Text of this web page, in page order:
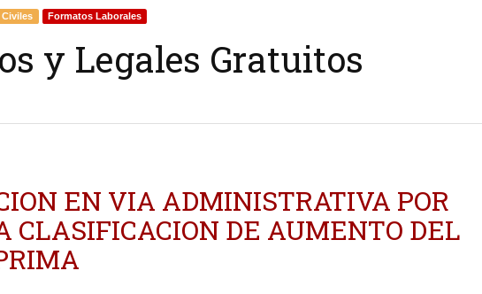
Formatos Laborales
y Legales Gratuitos
EN VIA ADMINISTRATIVA POR
CLASIFICACION DE AUMENTO DEL